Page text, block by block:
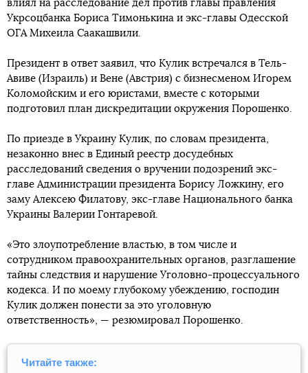
влиял на расследование дел против главы правления
Укрсоцбанка Бориса Тимонькина и экс-главы Одесской
ОГА Михеила Саакашвили.
Президент в ответ заявил, что Кулик встречался в Тель-
Авиве (Израиль) и Вене (Австрия) с бизнесменом Игорем
Коломойским и его юристами, вместе с которыми
подготовил план дискредитации окружения Порошенко.
По приезде в Украину Кулик, по словам президента,
незаконно внес в Единый реестр досудебных
расследований сведения о вручении подозрений экс-
главе Администрации президента Борису Ложкину, его
заму Алексею Филатову, экс-главе Национального банка
Украины Валерии Гонтаревой.
«Это злоупотребление властью, в том числе и
сотрудником правоохранительных органов, разглашение
тайны следствия и нарушение Уголовно-процессуального
кодекса. И по моему глубокому убеждению, господин
Кулик должен понести за это уголовную
ответственность», — резюмировал Порошенко.
Читайте также: